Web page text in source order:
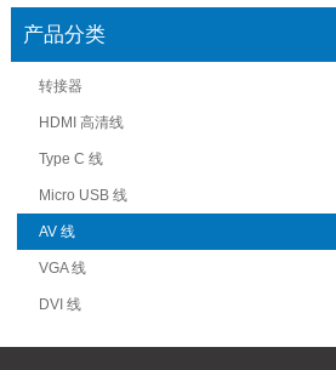
产品分类
转接器
HDMI 高清线
Type C 线
Micro USB 线
AV 线
VGA 线
DVI 线